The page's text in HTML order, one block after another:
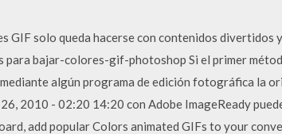
GIF solo queda hacerse con contenidos divertidos
bajar-colores-gif-photoshop Si el primer
algún programa de edición fotográfica la
2010 - 02:20 14:20 con Adobe ImageReady
add popular Colors animated GIFs to your